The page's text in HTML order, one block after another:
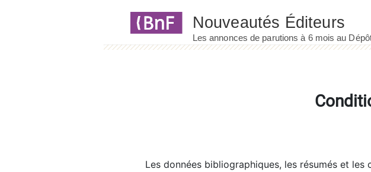
Les données bibliographiques, les résumés et